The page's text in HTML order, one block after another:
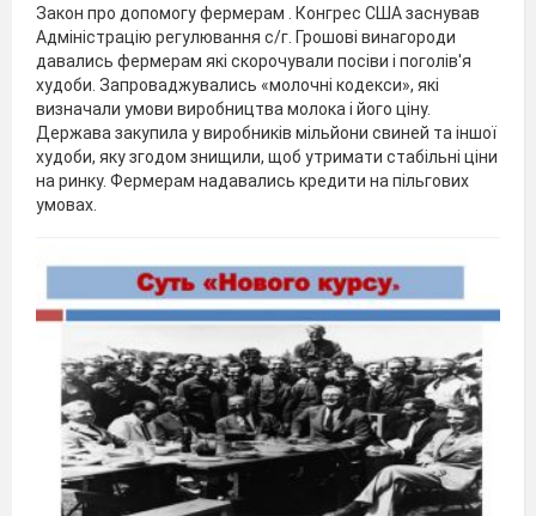
Закон про допомогу фермерам . Конгрес США заснував
Адміністрацію регулювання с/г. Грошові винагороди
давались фермерам які скорочували посіви і поголів'я
худоби. Запроваджувались «молочні кодекси», які
визначали умови виробництва молока і його ціну.
Держава закупила у виробників мільйони свиней та іншої
худоби, яку згодом знищили, щоб утримати стабільні ціни
на ринку. Фермерам надавались кредити на пільгових
умовах.